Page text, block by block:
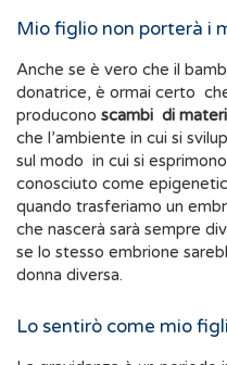
Mio figlio non porterà i
Anche se è vero che il
donatrice, è ormai certo
producono scambi di
che l’ambiente in cui si
sul modo in cui si
conosciuto come epigenetica ). Per questo
quando trasferiamo un
che nascerà sarà sempre
se lo stesso embrione
donna diversa.
Lo sentirò come mio